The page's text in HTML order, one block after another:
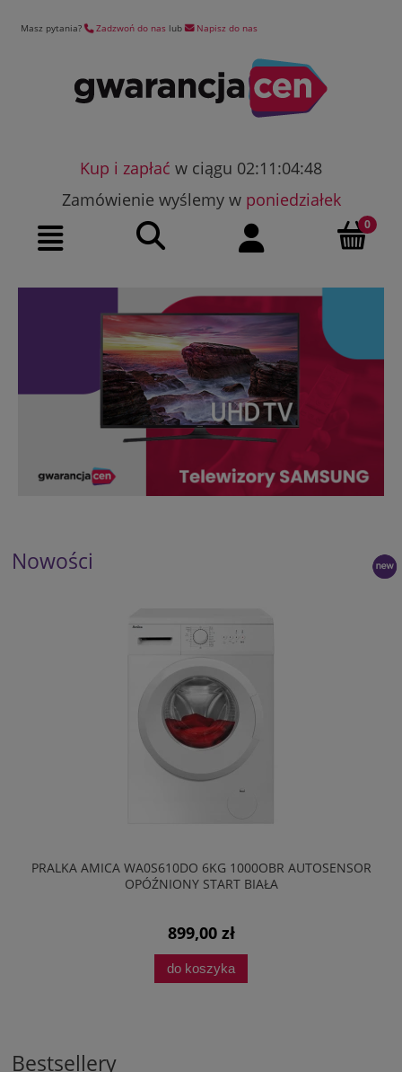
Masz pytania? Zadzwoń do nas lub Napisz do nas
Kup i zapłać w ciągu 02:11:04:47
Zamówienie wyślemy w poniedziałek
Nowości
PRALKA AMICA WA0S610DO 6KG 1000OBR AUTOSENSOR
OPÓŹNIONY START BIAŁA
899,00 zł
do koszyka
Bestsellery